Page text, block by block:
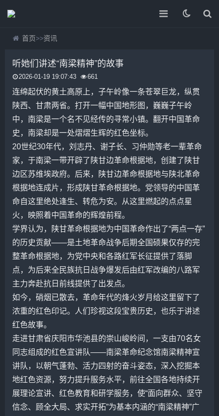
首页>>资讯
听她们讲述“南梁精神”的故事
2026-01-19 19:07:43 661
连绵起伏的黄土高原上，子午岭像一条苍翠巨龙，纵贯
陕西、甘肃两省。打开一幅中国地形图，巍巍子午岭
中，南梁是一个名不见经传的寻常小镇。翻开中国革命
史，南梁却是一处熠熠生辉的红色坐标。
20世纪30年代，刘志丹、谢子长、习仲勋等老一辈革命
家，于南梁一带开辟了陕甘边革命根据地，创建了陕甘
边区苏维埃政府。后来，陕甘边革命根据地与陕北革命
根据地连成片，形成陕甘革命根据地。党领导的中国革
命自这里绝处逢生、转危为安。从这里燃起的点点星
火，映照着中国革命的辉煌前程。
学界认为，陕甘革命根据地为中国革命作出了“两点一存”
的历史贡献——是土地革命战争后期全国硕果仅存的完
整革命根据地，为党中央和各路红军长征提供了落脚
点，为后来全民族抗日战争爆发后由红军改编的八路军
主力奔赴抗日前线提供了出发点。
如今，硝烟已散去，革命年代的烽火岁月给这里留下了
浓重的红色印记。人们珍视这段宝贵历史，也乐于讲述
红色故事。
走进甘肃省庆阳市华池县的崇山峻岭间，一支由70名女
同志组成的红色宣讲队——南梁革命纪念馆南梁精神宣
讲队，以朝气蓬勃、活力四射的奋斗姿态，深入挖掘本
地红色资源，努力提升服务水平，前往全国各地持续开
展理论宣讲、红色教育和研学服务，使“面向群众、坚守
信念、顾全大局、求实开拓”为基本内涵的“南梁精神”广